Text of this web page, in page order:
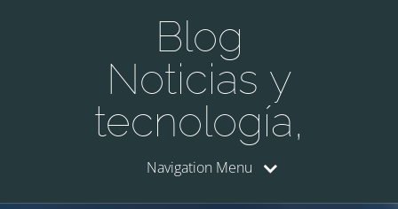
Blog
Noticias y
tecnología,
Navigation Menu